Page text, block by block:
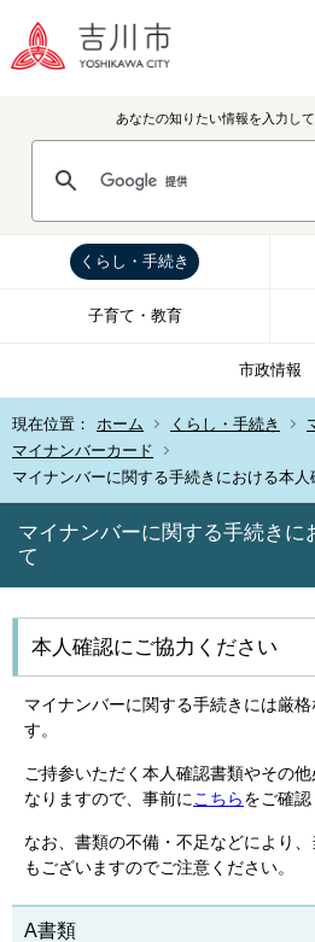
あなたの知りたい情報を入力して
くらし・手続き
子育て・教育
市政情報
現在位置： ホーム くらし・手続き
マイナンバーカード
マイナンバーに関する手続きにおける本人
マイナンバーに関する手続きに
て
本人確認にご協力ください
マイナンバーに関する手続きには厳
す。
ご持参いただく本人確認書類やその
なりますので、事前に こちらをご確認
なお、書類の不備・不足などにより
もございますのでご注意ください。
A書類